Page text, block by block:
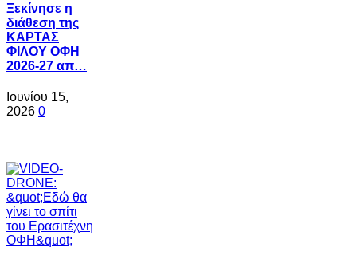
Ξεκίνησε η
διάθεση της
ΚΑΡΤΑΣ
ΦΙΛΟΥ ΟΦΗ
2026-27 απ…
Ιουνίου 15,
2026 0